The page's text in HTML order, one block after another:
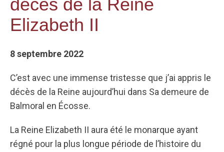
décès de la Reine
Elizabeth II
8 septembre 2022
C’est avec une immense tristesse que j’ai appris le
décès de la Reine aujourd’hui dans Sa demeure de
Balmoral en Écosse.
La Reine Elizabeth II aura été le monarque ayant
régné pour la plus longue période de l’histoire du